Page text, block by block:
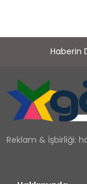
SPOR
TEKNOLOJI
YAŞAM
Haberin
Reklam & İşbirliği: